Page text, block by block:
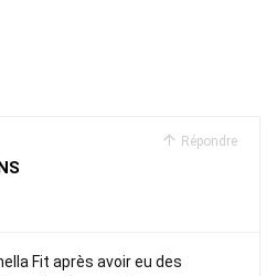
Répondre
Fit après avoir eu des